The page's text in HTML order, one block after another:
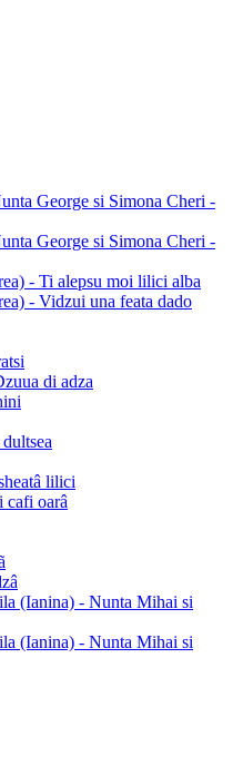
George si Simona Cheri -
George si Simona Cheri -
- Ti alepsu moi lilici alba
- Vidzui una feata dado
di adza
lilici
cafi oarâ
(Ianina) - Nunta Mihai si
(Ianina) - Nunta Mihai si